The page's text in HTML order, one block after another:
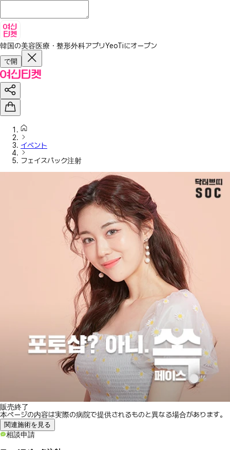
韓国の美容医療・整形外科アプリYeoTiにオープン
で開
イベント
フェイスパック注射
販売終了
本ページの内容は実際の病院で提供されるものと異なる場合があります。
関連施術を見る
相談申請